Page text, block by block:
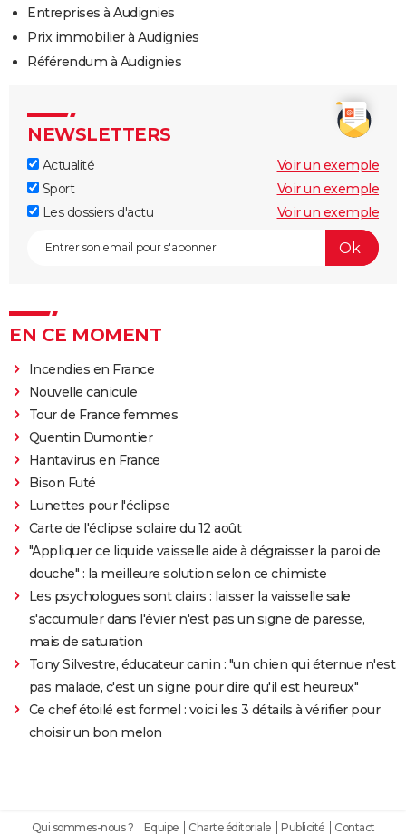
Entreprises à Audignies
Prix immobilier à Audignies
Référendum à Audignies
NEWSLETTERS
Actualité
Voir un exemple
Sport
Voir un exemple
Les dossiers d'actu
Voir un exemple
EN CE MOMENT
Incendies en France
Nouvelle canicule
Tour de France femmes
Quentin Dumontier
Hantavirus en France
Bison Futé
Lunettes pour l'éclipse
Carte de l'éclipse solaire du 12 août
"Appliquer ce liquide vaisselle aide à dégraisser la paroi de
douche" : la meilleure solution selon ce chimiste
Les psychologues sont clairs : laisser la vaisselle sale
s'accumuler dans l'évier n'est pas un signe de paresse,
mais de saturation
Tony Silvestre, éducateur canin : "un chien qui éternue n'est
pas malade, c'est un signe pour dire qu'il est heureux"
Ce chef étoilé est formel : voici les 3 détails à vérifier pour
choisir un bon melon
Qui sommes-nous ? Equipe Charte éditoriale Publicité Contact